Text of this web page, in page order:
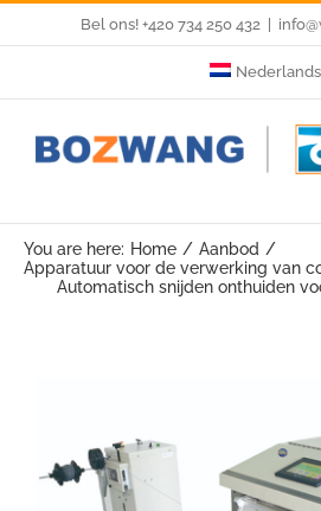
content
Bel ons! +420 734 250 432
Nederlands
You are here: Home
Aanbod
Apparatuur voor de verwerking van
Automatisch snijden onthuiden